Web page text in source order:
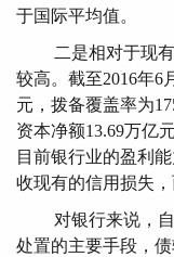
于国际平均值。
二是相对于现
较高。截至2016年6
元，拨备覆盖率为
资本净额13.69万亿
目前银行业的盈利
收现有的信用损失
对银行来说，
处置的主要手段，